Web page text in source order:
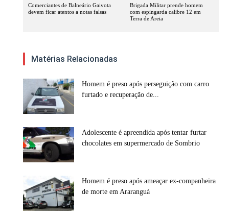
Comerciantes de Balneário Gaivota
devem ficar atentos a notas falsas
Brigada Militar prende homem
com espingarda calibre 12 em
Terra de Areia
Matérias Relacionadas
Homem é preso após perseguição com carro
furtado e recuperação de...
Adolescente é apreendida após tentar furtar
chocolates em supermercado de Sombrio
Homem é preso após ameaçar ex-companheira
de morte em Araranguá